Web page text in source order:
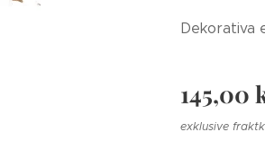
Dekorativa
145,00
exklusive